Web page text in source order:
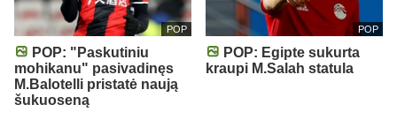
POP
POP: "Paskutiniu
mohikanu" pasivadinęs
M.Balotelli pristatė naują
šukuoseną
POP
POP: Egipte sukurta
kraupi M.Salah statula